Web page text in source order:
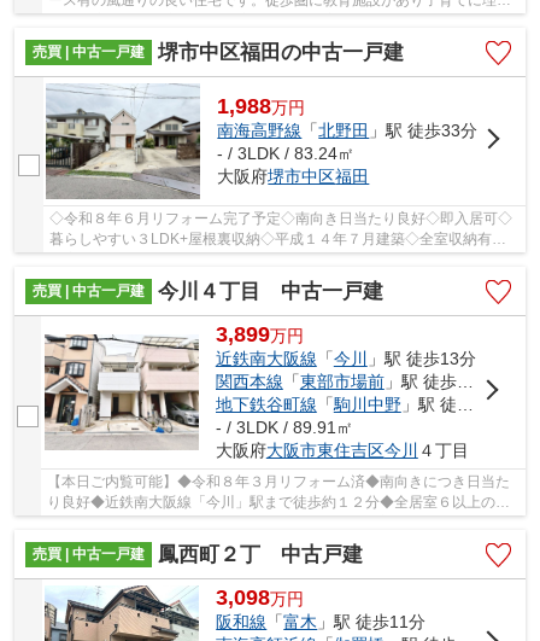
売買 | 中古一戸建
堺市中区福田の中古一戸建
1,988万円
南海高野線 「北野田 」駅 徒歩33分
- / 3LDK / 83.24㎡
大阪府堺市中区福田
◇令和８年６月リフォーム完了予定◇南向き日当たり良好◇即入居可◇
暮らしやすい３LDK+屋根裏収納◇平成１４年７月建築◇全室収納有◇
売買 | 中古一戸建
今川４丁目 中古一戸建
3,899万円
近鉄南大阪線 「今川
」駅 徒歩13分
関西本線 「東部市場前」駅 徒歩14分
地下鉄谷町線 「駒川中野」駅 徒歩17分
- / 3LDK / 89.91㎡
大阪府大阪市東住吉区今川 ４丁目
【本日ご内覧可能】◆令和８年３月リフォーム済◆南向きにつき日当た
り良好◆近鉄南大阪線「今川」駅まで徒歩約１２分◆全居室６以上の３
売買 | 中古一戸建
鳳西町２丁 中古戸建
3,098万円
阪和線 「富木 」駅 徒歩11分